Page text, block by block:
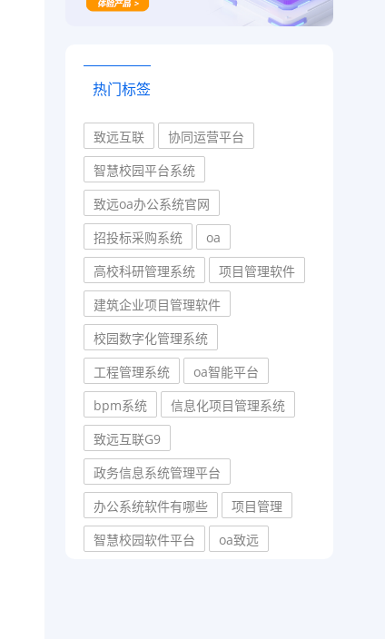
热门标签
致远互联
协同运营平台
智慧校园平台系统
致远oa办公系统官网
招投标采购系统
oa
高校科研管理系统
项目管理软件
建筑企业项目管理软件
校园数字化管理系统
工程管理系统
oa智能平台
bpm系统
信息化项目管理系统
致远互联G9
政务信息系统管理平台
办公系统软件有哪些
项目管理
智慧校园软件平台
oa致远